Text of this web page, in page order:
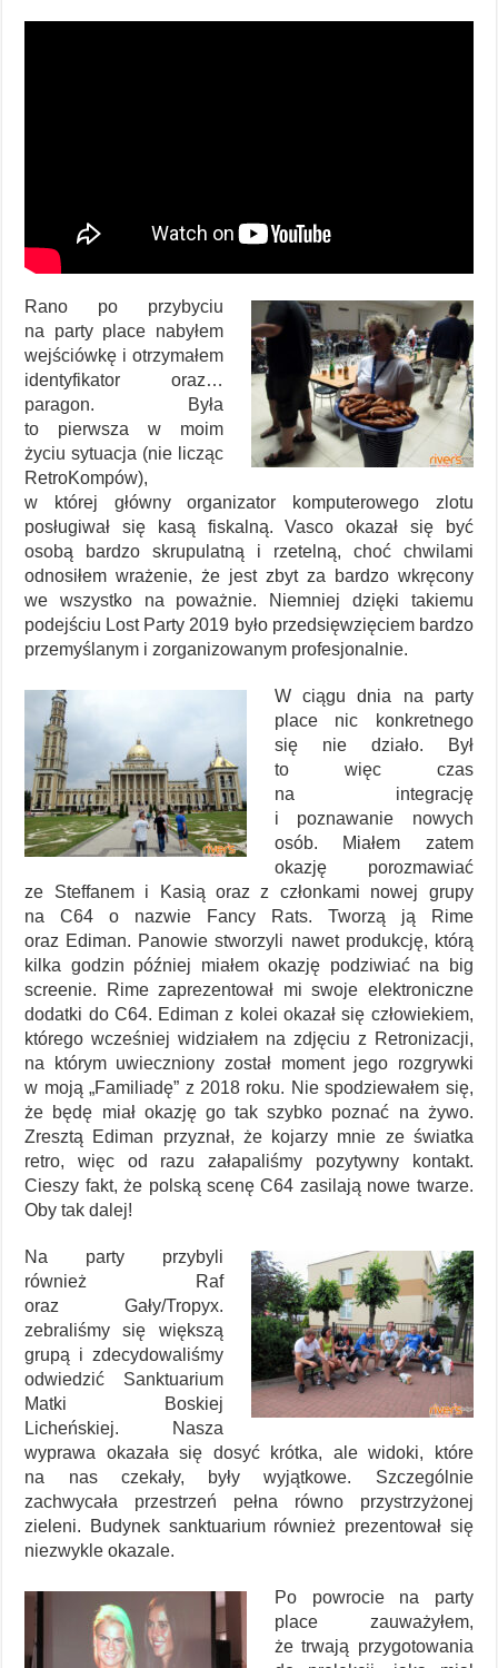
Rano po przybyciu
na party place nabyłem
wejściówkę i otrzymałem
identyfikator oraz…
paragon. Była
to pierwsza w moim
życiu sytuacja (nie licząc
RetroKompów),
w której główny organizator komputerowego zlotu
posługiwał się kasą fiskalną. Vasco okazał się być
osobą bardzo skrupulatną i rzetelną, choć chwilami
odnosiłem wrażenie, że jest zbyt za bardzo wkręcony
we wszystko na poważnie. Niemniej dzięki takiemu
podejściu Lost Party 2019 było przedsięwzięciem bardzo
przemyślanym i zorganizowanym profesjonalnie.
W ciągu dnia na party
place nic konkretnego
się nie działo. Był
to więc czas
na integrację
i poznawanie nowych
osób. Miałem zatem
okazję porozmawiać
ze Steffanem i Kasią oraz z członkami nowej grupy
na C64 o nazwie Fancy Rats. Tworzą ją Rime
oraz Ediman. Panowie stworzyli nawet produkcję, którą
kilka godzin później miałem okazję podziwiać na big
screenie. Rime zaprezentował mi swoje elektroniczne
dodatki do C64. Ediman z kolei okazał się człowiekiem,
którego wcześniej widziałem na zdjęciu z Retronizacji,
na którym uwieczniony został moment jego rozgrywki
w moją „Familiadę” z 2018 roku. Nie spodziewałem się,
że będę miał okazję go tak szybko poznać na żywo.
Zresztą Ediman przyznał, że kojarzy mnie ze światka
retro, więc od razu załapaliśmy pozytywny kontakt.
Cieszy fakt, że polską scenę C64 zasilają nowe twarze.
Oby tak dalej!
Na party przybyli
również Raf
oraz Gały/Tropyx.
zebraliśmy się większą
grupą i zdecydowaliśmy
odwiedzić Sanktuarium
Matki Boskiej
Licheńskiej. Nasza
wyprawa okazała się dosyć krótka, ale widoki, które
na nas czekały, były wyjątkowe. Szczególnie
zachwycała przestrzeń pełna równo przystrzyżonej
zieleni. Budynek sanktuarium również prezentował się
niezwykle okazale.
Po powrocie na party
place zauważyłem,
że trwają przygotowania